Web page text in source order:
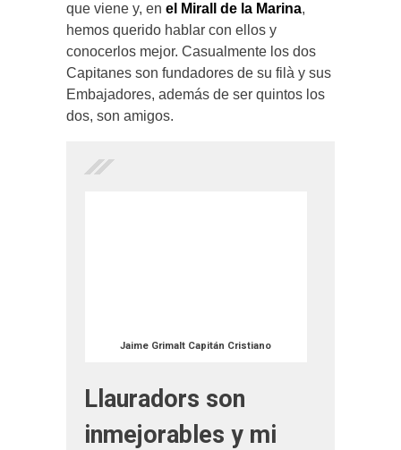
que viene y, en el Mirall de la Marina,
hemos querido hablar con ellos y
conocerlos mejor. Casualmente los dos
Capitanes son fundadores de su filà y sus
Embajadores, además de ser quintos los
dos, son amigos.
Jaime Grimalt Capitán Cristiano
Llauradors son
inmejorables y mi